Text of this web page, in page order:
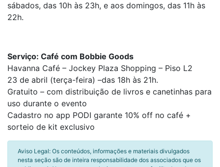
sábados, das 10h às 23h, e aos domingos, das 11h às
22h.
Serviço: Café com Bobbie Goods
Havanna Café – Jockey Plaza Shopping – Piso L2
23 de abril (terça-feira) –das 18h às 21h.
Gratuito – com distribuição de livros e canetinhas para
uso durante o evento
Cadastro no app PODI garante 10% off no café +
sorteio de kit exclusivo
Aviso Legal: Os conteúdos, informações e materiais divulgados
nesta seção são de inteira responsabilidade dos associados que os